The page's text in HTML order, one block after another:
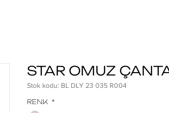
STAR OMUZ
Stok kodu: BL DLY 23 035 R004
RENK *